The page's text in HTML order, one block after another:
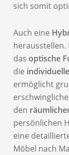
sich somit
Auch eine
herausstellen.
das optische
die
ermöglicht
den
persönlichen
eine
Möbel nach